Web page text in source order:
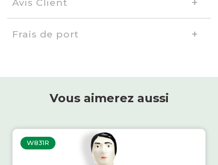
Avis Client
Frais de port
Vous aimerez aussi
W831R